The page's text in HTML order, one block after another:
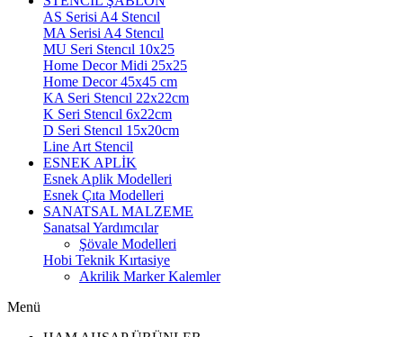
AS Serisi A4 Stencıl
MA Serisi A4 Stencıl
MU Seri Stencıl 10x25
Home Decor Midi 25x25
Home Decor 45x45 cm
KA Seri Stencıl 22x22cm
K Seri Stencıl 6x22cm
D Seri Stencıl 15x20cm
Line Art Stencil
ESNEK APLİK
Esnek Aplik Modelleri
Esnek Çıta Modelleri
SANATSAL MALZEME
Sanatsal Yardımcılar
Şövale Modelleri
Hobi Teknik Kırtasiye
Akrilik Marker Kalemler
Menü